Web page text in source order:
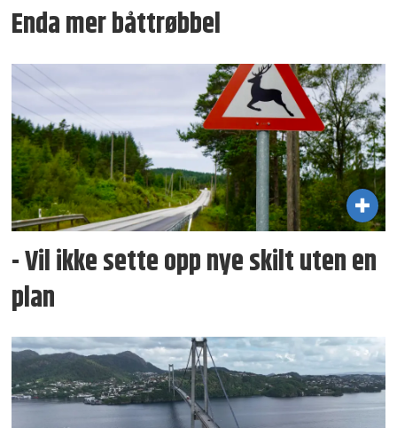
Enda mer båttrøbbel
- Vil ikke sette opp nye skilt uten en
plan